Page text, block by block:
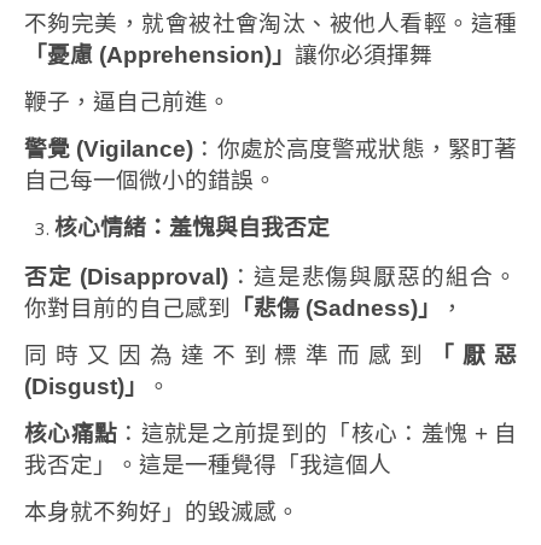
不夠完美，就會被社會淘汰、被他人看輕。這種
「憂慮 (Apprehension) 」 讓你必須揮舞
鞭子，逼自己前進。
警覺 (Vigilance) ：你處於高度警戒狀態，緊盯著
自己每一個微小的錯誤。
核心情緒：羞愧與自我否定
否定 (Disapproval)：這是悲傷與厭惡的組合。
你對目前的自己感到
「悲傷 (Sadness) 」
，
同時又因為達不到標準而感到
「厭惡
(Disgust) 」
。
核心痛點 ：這就是之前提到的「核心：羞愧 + 自
我否定」。這是一種覺得「我這個人
本身就不夠好」的毀滅感。